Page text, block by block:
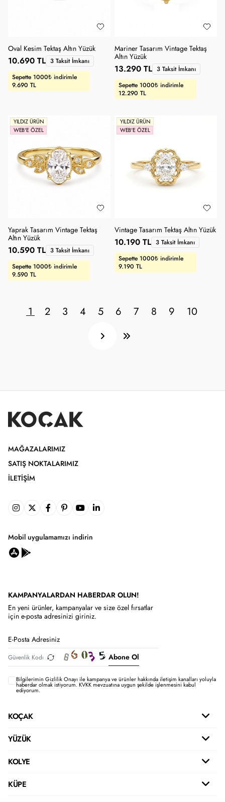
Oval Kesim Tektaş Altın Yüzük
Sepette 1000₺ indirimle
9.690 TL
10.690 TL 3 Taksit İmkanı
Mariner Tasarım Vintage Tektaş
Altın Yüzük
Sepette 1000₺ indirimle
12.290 TL
13.290 TL 3 Taksit İmkanı
YILDIZ ÜRÜN
WEB'E ÖZEL
Yaprak Tasarım Vintage Tektaş
Altın Yüzük
Sepette 1000₺ indirimle
9.590 TL
10.590 TL 3 Taksit İmkanı
YILDIZ ÜRÜN
WEB'E ÖZEL
Vintage Tasarım Tektaş Altın Yüzük
Sepette 1000₺ indirimle
9.190 TL
10.190 TL 3 Taksit İmkanı
1 2 3 4 5 6 7 8 9 10
MAĞAZALARIMIZ
SATIŞ NOKTALARIMIZ
İLETIŞIM
Mobil uygulamamızı indirin
KAMPANYALARDAN HABERDAR OLUN!
En yeni ürünler, kampanyalar ve size özel fırsatlar
için e-posta adresinizi giriniz.
Abone Ol
Bilgilerimin Gizlilik Onayı ile kampanya ve ürünler hakkında iletişim kanalları yoluyla
haberdar olmak istiyorum.KVKK mevzuatına uygun şekilde işlenmesini kabul
ediyorum.
KOÇAK
YÜZÜK
KOLYE
KÜPE